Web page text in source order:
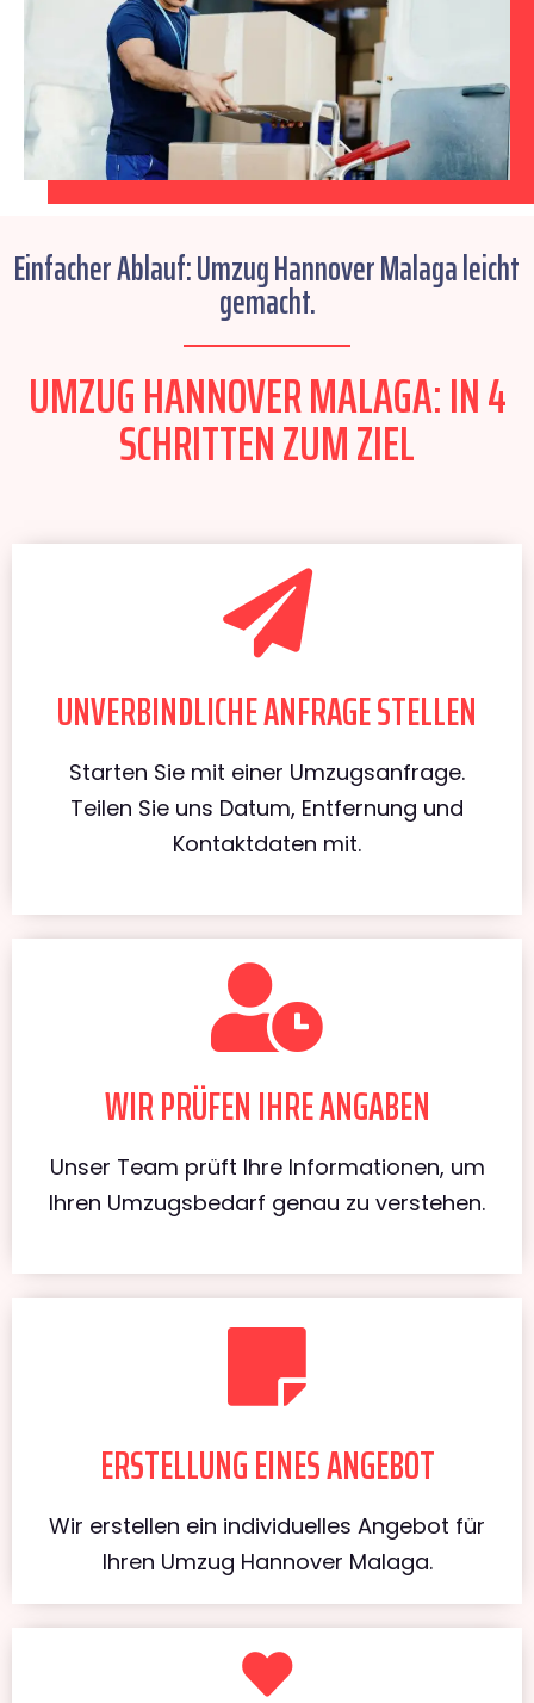
Einfacher Ablauf: Umzug Hannover Malaga leicht
gemacht.
UMZUG HANNOVER MALAGA: IN 4
SCHRITTEN ZUM ZIEL
UNVERBINDLICHE ANFRAGE STELLEN
Starten Sie mit einer Umzugsanfrage.
Teilen Sie uns Datum, Entfernung und
Kontaktdaten mit.
WIR PRÜFEN IHRE ANGABEN
Unser Team prüft Ihre Informationen, um
Ihren Umzugsbedarf genau zu verstehen.
ERSTELLUNG EINES ANGEBOT
Wir erstellen ein individuelles Angebot für
Ihren Umzug Hannover Malaga.